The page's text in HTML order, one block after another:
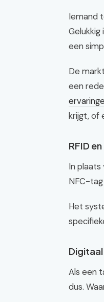
Iemand
een
De
een
krijgt, of
RFID
In
NFC-
Het
Als een
dus.